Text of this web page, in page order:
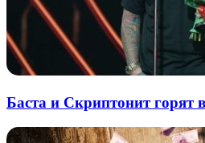
Баста и Скриптонит горят